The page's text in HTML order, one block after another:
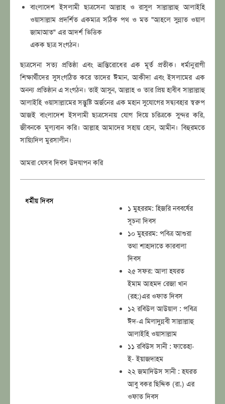
বাংলাদেশ ইসলামী ছাত্রসেনা আল্লাহ ও রাসুল সাল্লাল্লাহু আলাইহি
ওয়াসাল্লাম প্রদর্শিত একমাত্র সঠিক পথ ও মত "আহলে সুন্নাত ওয়াল
জামাআত" এর আদর্শ ভিত্তিক
একক ছাত্র সংগঠন।
ছাত্রসেনা সত্য প্রতিষ্ঠা এবং ভ্রান্তিরোধের এক মূর্ত প্রতীক। ধর্মানুরাগী
শিক্ষার্থীদের সুসংগঠিত করে তাদের ঈমান, আকীদা এবং ইসলামের এক
অনন্য প্রতিষ্ঠান এ সংগঠন। তাই আসুন, আল্লাহ ও তার প্রিয় হাবীব সাল্লাল্লাহু
আলাইহি ওয়াসাল্লামের সন্তুষ্টি অর্জনের এক মহান সুযোগের সদ্ব্যবহার স্বরুপ
আজই বাংলাদেশ ইসলামী ছাত্রসেনায় যোগ দিয়ে চরিত্রকে সুন্দর করি,
জীবনকে মূল্যবান করি। আল্লাহ আমাদের সহায় হোন, আমীন। বিহুরমতে
সায়্যিদিল মুরসালীন।
আমরা যেসব দিবস উদযাপন করি
ধর্মীয় দিবস
১ মুহররম: হিজরি নববর্ষের
সূচনা দিবস
১০ মুহররম: পবিত্র আশুরা
তথা শাহাদাতে কারবালা
দিবস
২৫ সফর: আলা হযরত
ইমাম আহমদ রেজা খান
(রহ:)এর ওফাত দিবস
১২ রবিউল আউয়াল : পবিত্র
ঈদ-এ মিলাদুন্নবী সাল্লাল্লাহু
আলাইহি ওয়াসাল্লাম
১১ রবিউস সানী : ফাতেহা-
ই- ইয়াজদাহম
২২ জমাদিউস সানী : হযরত
আবু বকর ছিদ্দিক (রা.) এর
ওফাত দিবস